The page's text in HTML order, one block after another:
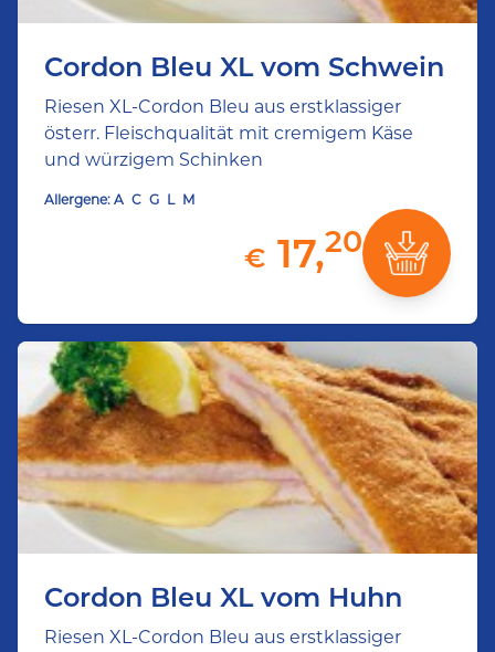
Cordon Bleu XL vom Schwein
Riesen XL-Cordon Bleu aus erstklassiger
österr. Fleischqualität mit cremigem Käse
und würzigem Schinken
Allergene: A C G L M
€ 17,20
Cordon Bleu XL vom Huhn
Riesen XL-Cordon Bleu aus erstklassiger